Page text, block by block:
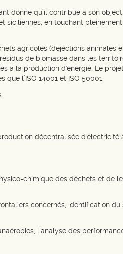
donné qu’il contribue à son
siciliennes, en touchant
agricoles (déjections animales
de biomasse dans les
à la production d'énergie. Le
l’ISO 14001 et ISO 50001.
décentralisée d'électricité
chimique des déchets et de
concernés, identification
l’analyse des